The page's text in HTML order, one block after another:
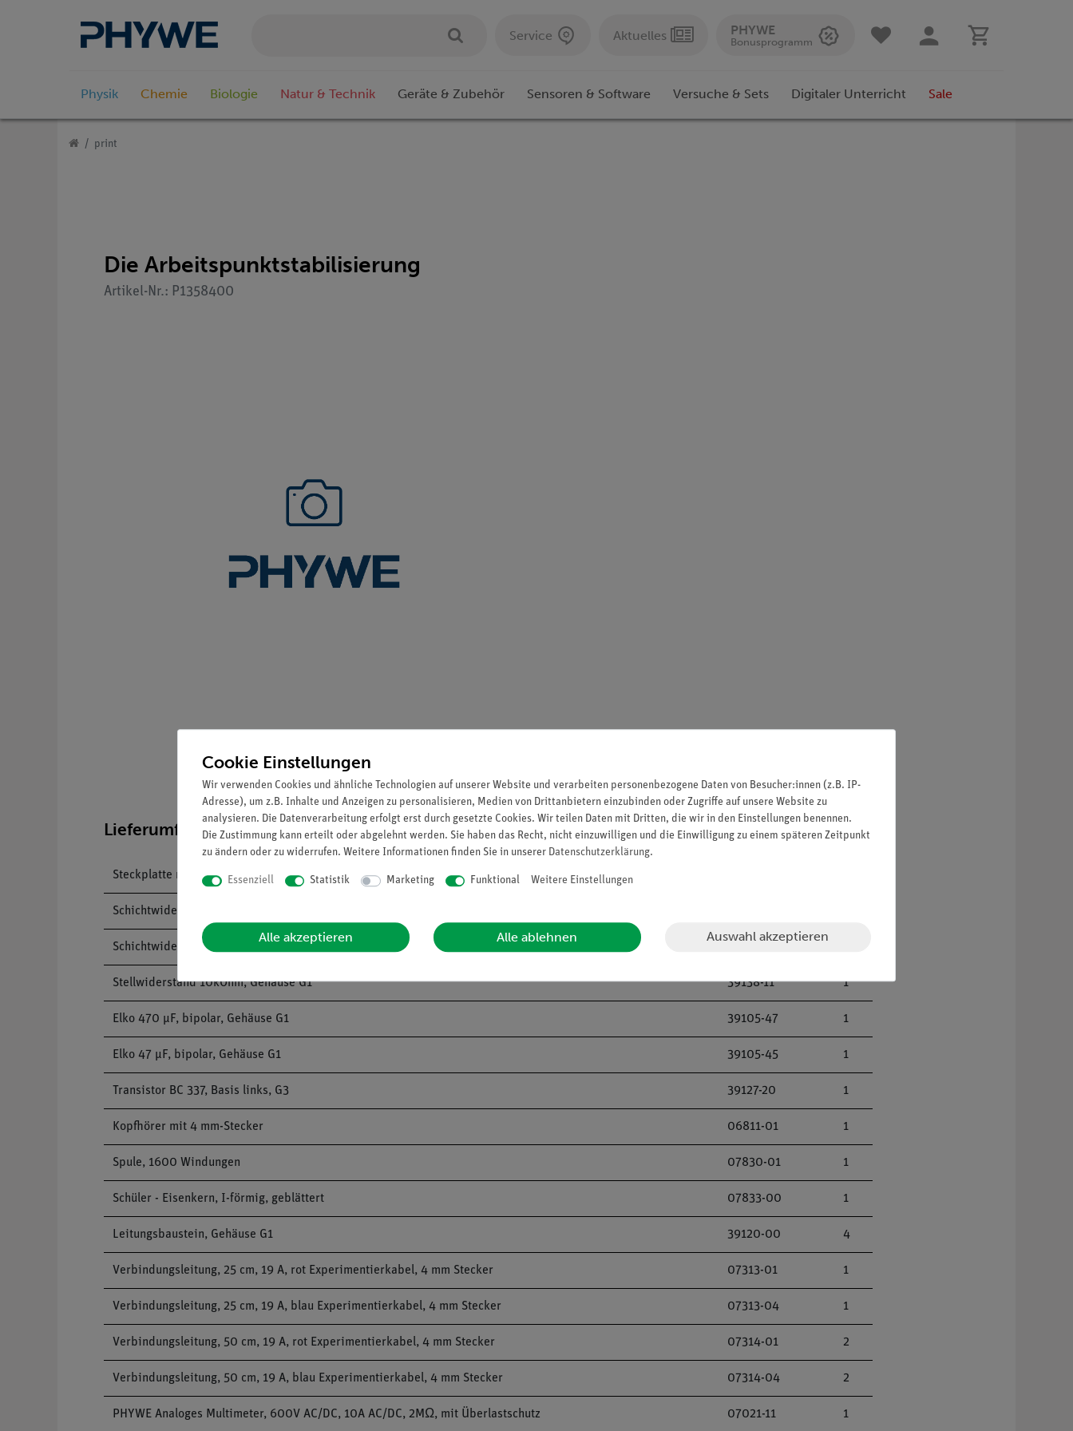
Service Aktuelles PHYWE
Bonusprogramm
Physik Chemie Biologie Natur & Technik Geräte & Zubehör Sensoren & Software Versuche & Sets Digitaler Unterricht Sale
print
Die Arbeitspunktstabilisierung
Artikel-Nr.: P1358400
Lieferumfang
Steckplatte mit 4-mm-Buchsen
Schichtwiderstand 47 Ohm, 1 W, Gehäuse G1
Schichtwiderstand 47 kOhm, 1 W, Gehäuse G1
Stellwiderstand 10kOhm, Gehäuse G1 39138-11 1
Elko 470 µF, bipolar, Gehäuse G1 39105-47 1
Elko 47 µF, bipolar, Gehäuse G1 39105-45 1
Transistor BC 337, Basis links, G3 39127-20 1
Kopfhörer mit 4 mm-Stecker 06811-01 1
Spule, 1600 Windungen 07830-01 1
Schüler - Eisenkern, I-förmig, geblättert 07833-00 1
Leitungsbaustein, Gehäuse G1 39120-00 4
Verbindungsleitung, 25 cm, 19 A, rot Experimentierkabel, 4 mm Stecker 07313-01 1
Verbindungsleitung, 25 cm, 19 A, blau Experimentierkabel, 4 mm Stecker 07313-04 1
Verbindungsleitung, 50 cm, 19 A, rot Experimentierkabel, 4 mm Stecker 07314-01 2
Verbindungsleitung, 50 cm, 19 A, blau Experimentierkabel, 4 mm Stecker 07314-04 2
PHYWE Analoges Multimeter, 600V AC/DC, 10A AC/DC, 2MΩ, mit Überlastschutz 07021-11 1
Cookie Einstellungen
Wir verwenden Cookies und ähnliche Technologien auf unserer Website und verarbeiten personenbezogene Daten von Besucher:innen (z.B. IP-
Adresse), um z.B. Inhalte und Anzeigen zu personalisieren, Medien von Drittanbietern einzubinden oder Zugriffe auf unsere Website zu
analysieren. Die Datenverarbeitung erfolgt erst durch gesetzte Cookies. Wir teilen Daten mit Dritten, die wir in den Einstellungen benennen.
Die Zustimmung kann erteilt oder abgelehnt werden. Sie haben das Recht, nicht einzuwilligen und die Einwilligung zu einem späteren Zeitpunkt
zu ändern oder zu widerrufen. Weitere Informationen finden Sie in unserer Daten­schutz­erklärung.
Essenziell Statistik Marketing Funktional Weitere Einstellungen
Alle akzeptieren Alle ablehnen Auswahl akzeptieren